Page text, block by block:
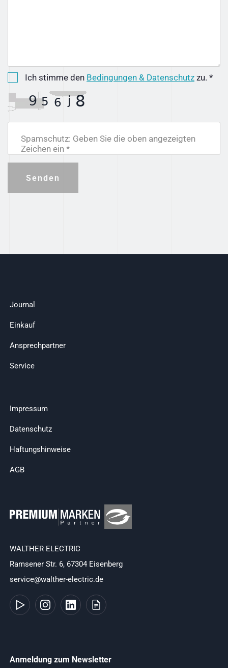
Ich stimme den Bedingungen & Datenschutz zu. *
Spamschutz: Geben Sie die oben angezeigten
Zeichen ein *
Senden
Journal
Einkauf
Ansprechpartner
Service
Impressum
Datenschutz
Haftungshinweise
AGB
WALTHER ELECTRIC
Ramsener Str. 6, 67304 Eisenberg
service@walther-electric.de
Anmeldung zum Newsletter